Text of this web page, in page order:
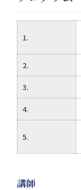
1.
2.
3.
4.
5.
講師